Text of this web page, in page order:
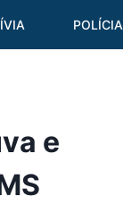
POLÍCIA
e